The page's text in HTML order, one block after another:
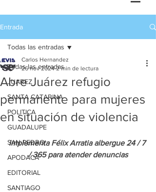
Entrada
Todas las entradas
JUAREZ
SANTA CATARINA
POLITICA
GUADALUPE
SAN PEDRO
APODACA
EDITORIAL
SANTIAGO
Todas las entradas
Abre Juárez refugio
permanente para mujeres
en situación de violencia
Carlos Hernandez
26 nov 2024 2 min de lectura
Implementa Félix Arratia albergue 24 / 7
/ 365 para atender denuncias